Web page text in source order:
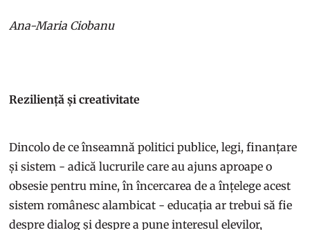
Ana-Maria Ciobanu
Reziliență și creativitate
Dincolo de ce înseamnă politici publice, legi, finanțare
și sistem - adică lucrurile care au ajuns aproape o
obsesie pentru mine, în încercarea de a înțelege acest
sistem românesc alambicat - educația ar trebui să fie
despre dialog și despre a pune interesul elevilor,